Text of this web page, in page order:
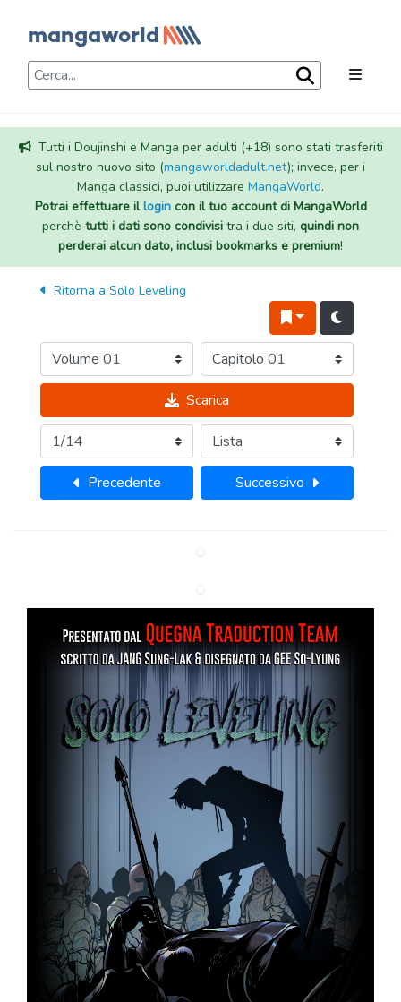
Tutti i Doujinshi e Manga per adulti (+18) sono stati trasferiti
sul nostro nuovo sito (mangaworldadult.net); invece, per i
Manga classici, puoi utilizzare MangaWorld.
Potrai effettuare illogincon il tuo account di MangaWorld
perchè tutti i dati sono condivisi tra i due siti, quindi non
perderai alcun dato, inclusi bookmarks e premium!
Ritorna a Solo Leveling
Scarica
Precedente Successivo